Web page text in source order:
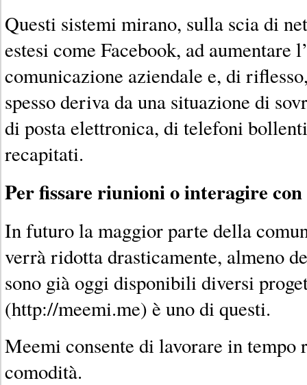
Questi sistemi mirano, sulla scia di
estesi come Facebook, ad aumentare
comunicazione aziendale e, di
spesso deriva da una situazione di
di posta elettronica, di telefoni
recapitati.
Per fissare riunioni o interagire
In futuro la maggior parte della
verrà ridotta drasticamente, almeno
sono già oggi disponibili diversi
(http://meemi.me) è uno di questi.
Meemi consente di lavorare in tempo
comodità.